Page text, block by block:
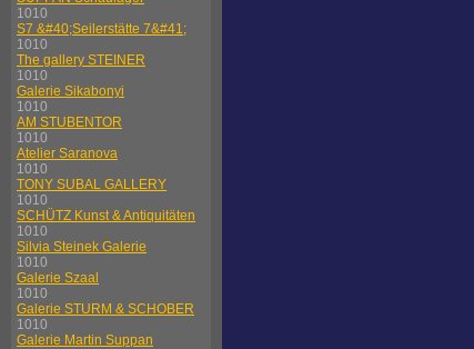
1010
S7 &#40;Seilerstätte 7&#41;
1010
The gallery STEINER
1010
Galerie Sikabonyi
1010
AM STUBENTOR
1010
Atelier Saranova
1010
TONY SUBAL GALLERY
1010
SCHÜTZ Kunst & Antiquitäten
1010
Silvia Steinek Galerie
1010
Galerie Szaal
1010
Galerie STURM & SCHOBER
1010
Galerie Martin Suppan